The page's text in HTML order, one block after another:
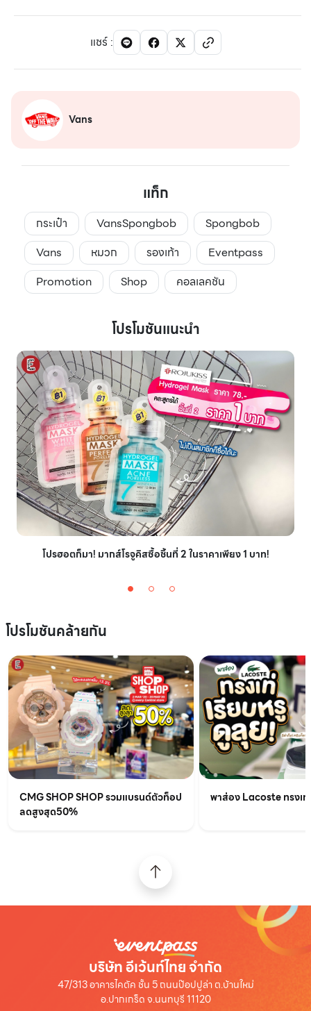
แชร์:
Vans
แท็ก
กระเป๋า VansSpongbob
Spongbob
Vans
หมวก รองเท้า
Eventpass
Promotion
Shop คอลเลคชัน
โปรโมชันแนะนำ
โปรฮอตก็มา! มากส์โรจูคิสซื้อชิ้นที่ 2 ในราคาเพียง 1 บาท!
โปรโมชันคล้ายกัน
CMG SHOP SHOP รวมแบรนด์ตัวท็อป
ลดสูงสุด50%
พาส่อง Lacoste ทรงเ
บริษัท อีเว้นท์ไทย จำกัด
47/313 อาคารไคตัค ชั้น 5 ถนนป๊อปปูล่า ต.บ้านใหม่
อ.ปากเกร็ด จ.นนทบุรี 11120